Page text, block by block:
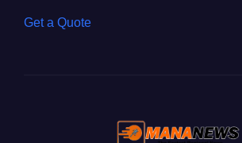
Get a Quote